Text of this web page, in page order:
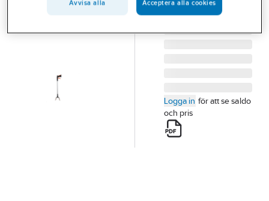
COLLECTION
Artikelnummer:
Logga in för att se saldo
och pris
Avvisa alla Acceptera alla cookies